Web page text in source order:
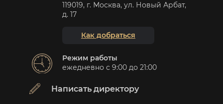
119019, г. Москва, ул. Новый Арбат,
д. 17
Как добраться
Режим работы
ежедневно с 9:00 до 21:00
Написать директору